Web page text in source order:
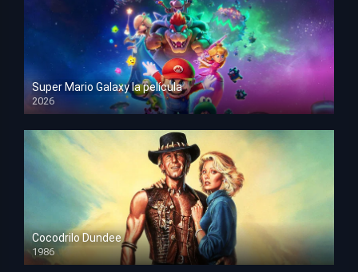
Super Mario Galaxy la película
2026
HD 1080p
Cocodrilo Dundee
1986
HD 1080p